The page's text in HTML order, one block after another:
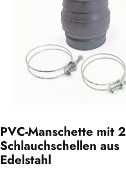
PVC-Manschette mit 2
Schlauchschellen aus
Edelstahl